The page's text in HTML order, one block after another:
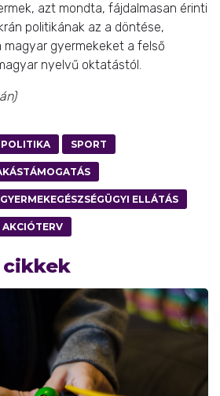
azt mondta, fájdalmasan érinti
politikának az a döntése,
magyar gyermekeket a felső
nyelvű oktatástól.
SPORT
GYERMEKEGÉSZSÉGÜGYI ELLÁTÁS
cikkek